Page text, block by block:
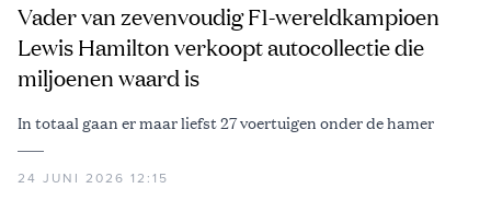
Vader van zevenvoudig F1-wereldkampioen
Lewis Hamilton verkoopt autocollectie die
miljoenen waard is
In totaal gaan er maar liefst 27 voertuigen onder de hamer
24 JUNI 2026 12:15